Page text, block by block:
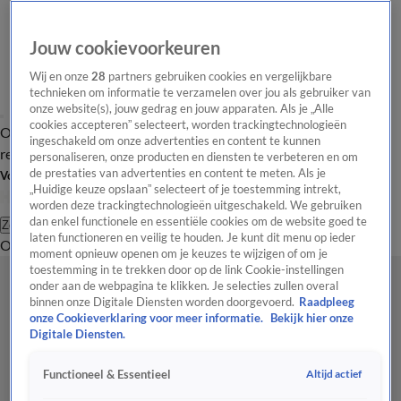
Overzicht Laatste nieuws Regionieuws Het beste van Hart
Tip de
redactie
Volg Hart van Nederland
Zoeken
OverzichtRegioUitzendingenWeerTip de redactiePanelVideo's
Jouw cookievoorkeuren
Wij en onze28 partners gebruiken cookies en vergelijkbare
technieken om informatie te verzamelen over jou als gebruiker van
onze website(s), jouw gedrag en jouw apparaten. Als je „Alle
cookies accepteren” selecteert, worden trackingtechnologieën
ingeschakeld om onze advertenties en content te kunnen
personaliseren, onze producten en diensten te verbeteren en om
de prestaties van advertenties en content te meten. Als je
„Huidige keuze opslaan” selecteert of je toestemming intrekt,
worden deze trackingtechnologieën uitgeschakeld. We gebruiken
dan enkel functionele en essentiële cookies om de website goed te
laten functioneren en veilig te houden. Je kunt dit menu op ieder
moment opnieuw openen om je keuzes te wijzigen of om je
toestemming in te trekken door op de link Cookie-instellingen
onder aan de webpagina te klikken. Je selecties zullen overal
binnen onze Digitale Diensten worden doorgevoerd. Raadpleeg
onze Cookieverklaring voor meer informatie.
Bekijk hier onze
Digitale Diensten.
Functioneel & Essentieel Altijd actief